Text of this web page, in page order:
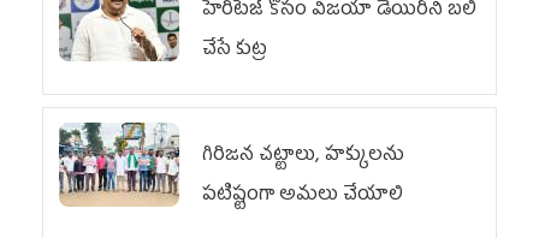
హెరిటేజ్ కోసం విజయా డెయిరీని బలి
చేసే కుట్ర‌
గిరిజన చట్టాలు, హక్కులను
పటిష్టంగా అమలు చేయాలి